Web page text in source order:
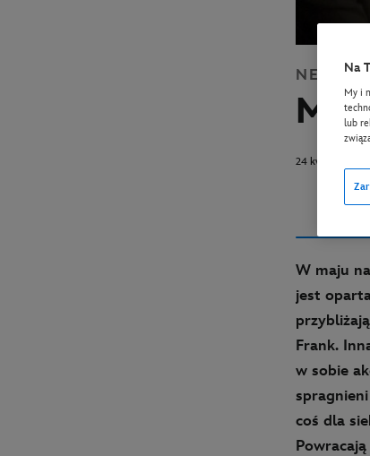
NEWS
Maj
24 kwietnia 2023
W maju
jest
Frank.
w sobie
coś dla
Na
My i
lub